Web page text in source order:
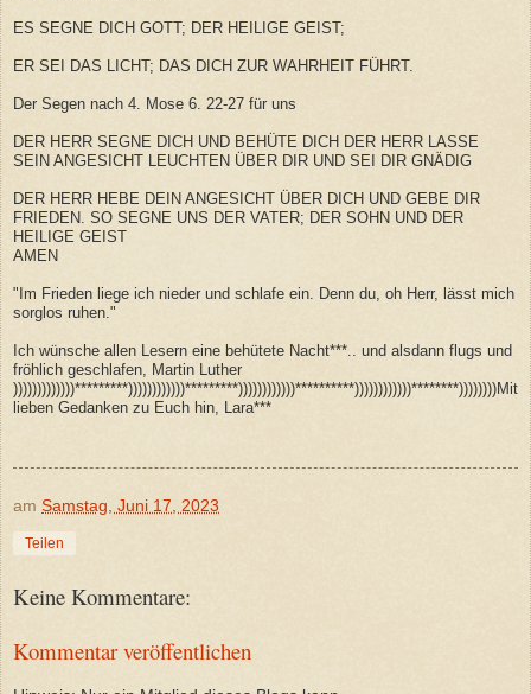
ES SEGNE DICH GOTT; DER HEILIGE GEIST;
ER SEI DAS LICHT; DAS DICH ZUR WAHRHEIT FÜHRT.
Der Segen nach 4. Mose 6. 22-27 für uns
DER HERR SEGNE DICH UND BEHÜTE DICH DER HERR LASSE
SEIN ANGESICHT LEUCHTEN ÜBER DIR UND SEI DIR GNÄDIG
DER HERR HEBE DEIN ANGESICHT ÜBER DICH UND GEBE DIR
FRIEDEN. SO SEGNE UNS DER VATER; DER SOHN UND DER
HEILIGE GEIST
AMEN
"Im Frieden liege ich nieder und schlafe ein. Denn du, oh Herr, lässt mich
sorglos ruhen."
Ich wünsche allen Lesern eine behütete Nacht***.. und alsdann flugs und
fröhlich geschlafen, Martin Luther
)))))))))))))*********))))))))))))*********))))))))))))**********))))))))))))********))))))))Mit
lieben Gedanken zu Euch hin, Lara***
am Samstag, Juni 17, 2023
Teilen
Keine Kommentare:
Kommentar veröffentlichen